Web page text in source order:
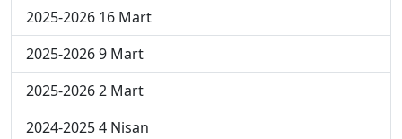
2025-2026 16 Mart
2025-2026 9 Mart
2025-2026 2 Mart
2024-2025 4 Nisan